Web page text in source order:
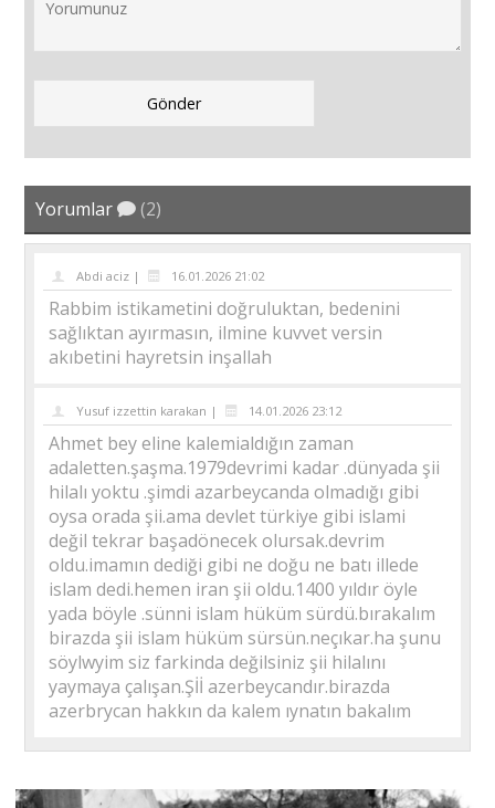
Yorumlar (2)
Abdi aciz | 16.01.2026 21:02
Rabbim istikametini doğruluktan, bedenini
sağlıktan ayırmasın, ilmine kuvvet versin
akıbetini hayretsin inşallah
Yusuf izzettin karakan | 14.01.2026 23:12
Ahmet bey eline kalemialdığın zaman
adaletten.şaşma.1979devrimi kadar .dünyada şii
hilalı yoktu .şimdi azarbeycanda olmadığı gibi
oysa orada şii.ama devlet türkiye gibi islami
değil tekrar başadönecek olursak.devrim
oldu.imamın dediği gibi ne doğu ne batı illede
islam dedi.hemen iran şii oldu.1400 yıldır öyle
yada böyle .sünni islam hüküm sürdü.bırakalım
birazda şii islam hüküm sürsün.neçıkar.ha şunu
söylwyim siz farkinda değilsiniz şii hilalını
yaymaya çalışan.Şİİ azerbeycandır.birazda
azerbrycan hakkın da kalem ıynatın bakalım